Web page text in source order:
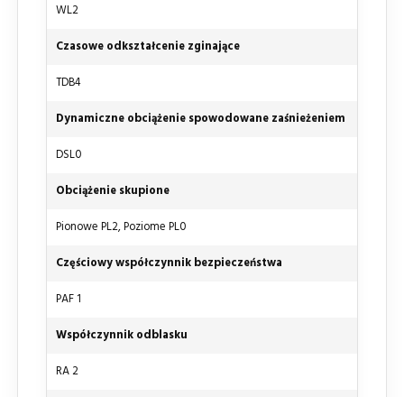
WL2
Czasowe odkształcenie zginające
TDB4
Dynamiczne obciążenie spowodowane zaśnieżeniem
DSL0
Obciążenie skupione
Pionowe PL2, Poziome PL0
Częściowy współczynnik bezpieczeństwa
PAF 1
Współczynnik odblasku
RA 2